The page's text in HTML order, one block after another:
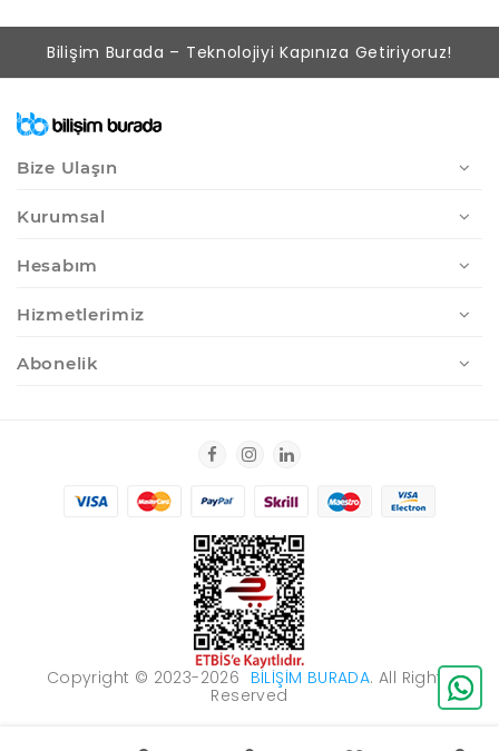
Bilişim Burada – Teknolojiyi Kapınıza Getiriyoruz!
Bize Ulaşın
Kurumsal
Hesabım
Hizmetlerimiz
Abonelik
Copyright © 2023-2026 BILIŞIM BURADA. All Rights
Reserved